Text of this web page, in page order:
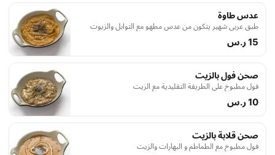
عدس طاوة
طبق عربي شهير يتكون من عدس مطهو مع التوابل والزيوت
15 ر.س
صحن فول بالزيت
فول مطبوخ على الطريقة التقليدية مع الزيت
10 ر.س
صحن قلابة بالزيت
فول مطبوخ مع الطماطم و البهارات والزيت